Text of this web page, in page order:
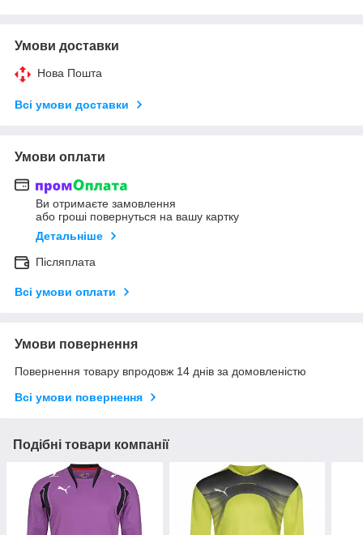
Умови доставки
Нова Пошта
Всі умови доставки
Умови оплати
Ви отримаєте замовлення
або гроші повернуться на вашу картку
Детальніше
Післяплата
Всі умови оплати
Умови повернення
Повернення товару впродовж 14 днів за домовленістю
Всі умови повернення
Подібні товари компанії